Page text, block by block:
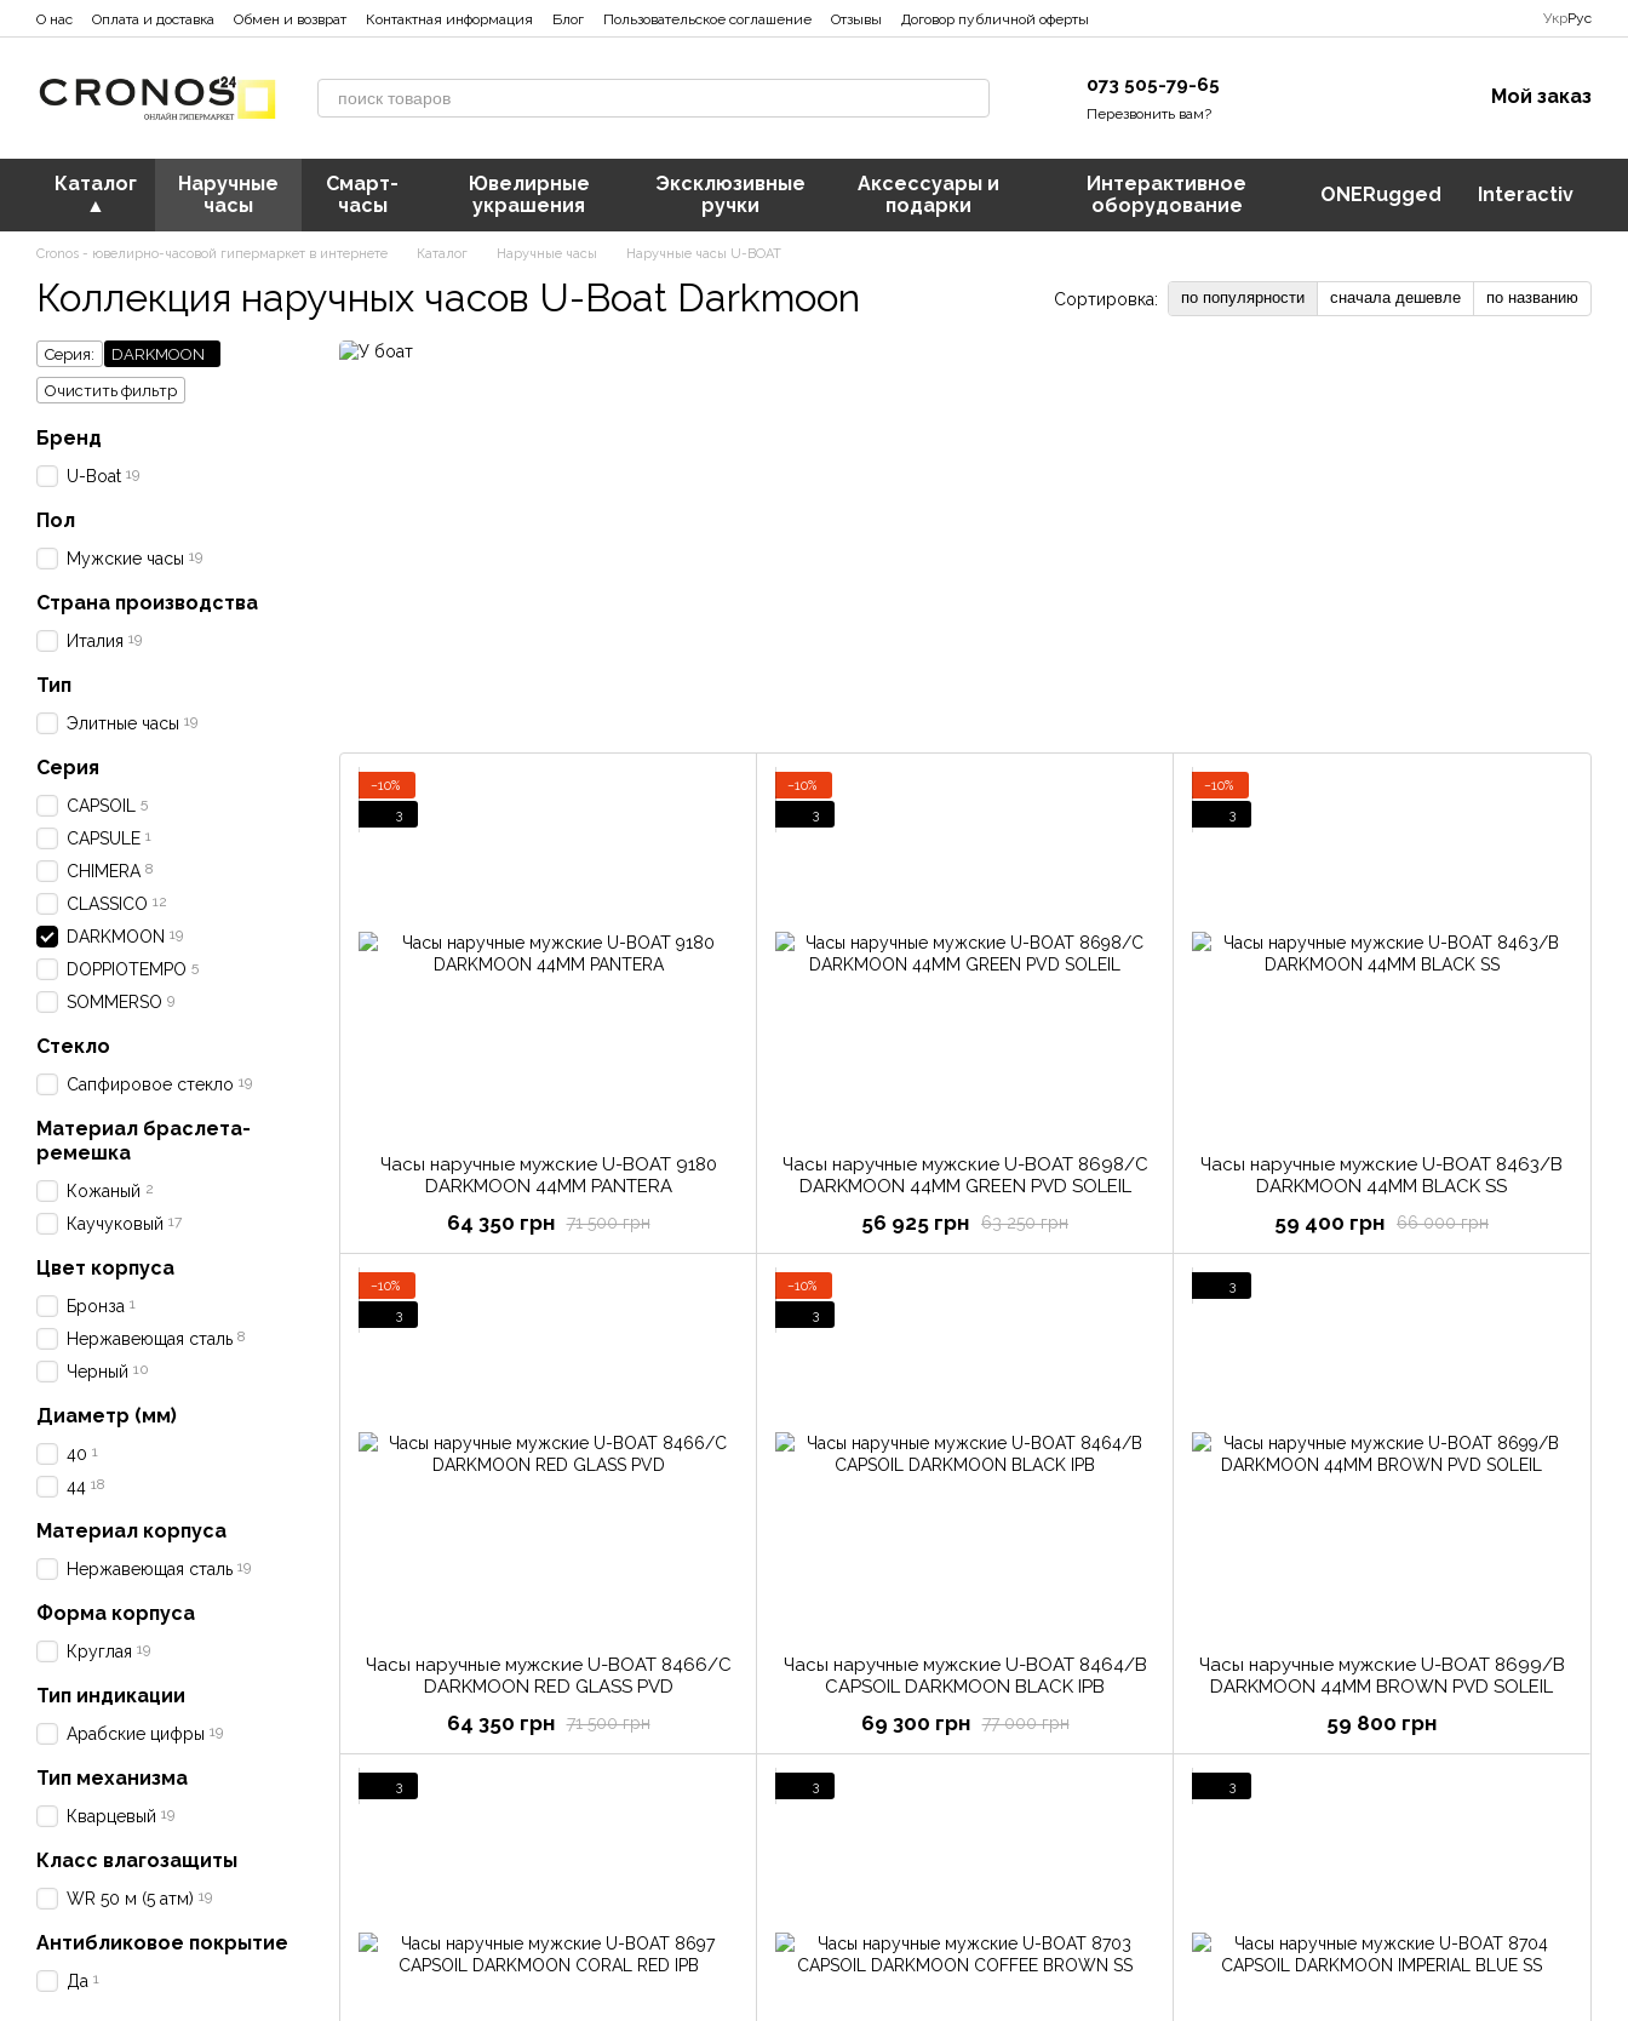
Перейти к основному контенту
О нас Оплата и доставка Обмен и возврат Контактная информация Блог Пользовательское соглашение Отзывы Договор публичной оферты УкрРус
073 505-79-65
Перезвонить вам?
Мой заказ
Каталог
▲
Наручные
часы
Смарт-
часы
Ювелирные
украшения
Эксклюзивные
ручки
Аксессуары и
подарки
Интерактивное
оборудование
ONERugged Interactiv
Cronos - ювелирно-часовой гипермаркет в интернете Каталог Наручные часы Наручные часы U-BOAT
Коллекция наручных часов U-Boat Darkmoon Сортировка: по популярности сначала дешевле по названию
−10%
3
Часы наручные мужские U-BOAT 9180
DARKMOON 44MM PANTERA
71 500 грн
64 350 грн
−10%
3
Часы наручные мужские U-BOAT 8698/C
DARKMOON 44MM GREEN PVD SOLEIL
63 250 грн
56 925 грн
−10%
3
Часы наручные мужские U-BOAT 8463/B
DARKMOON 44MM BLACK SS
66 000 грн
59 400 грн
−10%
3
Часы наручные мужские U-BOAT 8466/C
DARKMOON RED GLASS PVD
71 500 грн
64 350 грн
−10%
3
Часы наручные мужские U-BOAT 8464/B
CAPSOIL DARKMOON BLACK IPB
77 000 грн
69 300 грн
3
Часы наручные мужские U-BOAT 8699/B
DARKMOON 44MM BROWN PVD SOLEIL
59 800 грн
3 3 3
Серия:
DARKMOON
Очистить фильтр
Бренд
U-Boat 19
Пол
Мужские часы 19
Страна производства
Италия 19
Тип
Элитные часы 19
Серия
CAPSOIL 5
CAPSULE 1
CHIMERA 8
CLASSICO 12
DARKMOON 19
DOPPIOTEMPO 5
SOMMERSO 9
Стекло
Сапфировое стекло 19
Материал браслета-
ремешка
Кожаный 2
Каучуковый 17
Цвет корпуса
Бронза 1
Нержавеющая сталь 8
Черный 10
Диаметр (мм)
40 1
44 18
Материал корпуса
Нержавеющая сталь 19
Форма корпуса
Круглая 19
Тип индикации
Арабские цифры 19
Тип механизма
Кварцевый 19
Класс влагозащиты
WR 50 м (5 атм) 19
Антибликовое покрытие
Да 1